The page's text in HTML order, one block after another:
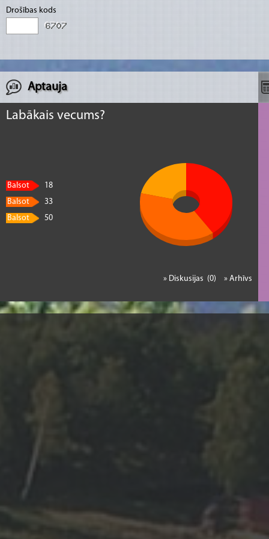
Drošības kods
Aptauja
Labākais vecums?
Balsot
18
Balsot
33
Balsot
50
» Arhīvs
» Diskusijas (0)